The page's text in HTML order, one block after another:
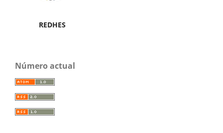
REDHES
Número actual